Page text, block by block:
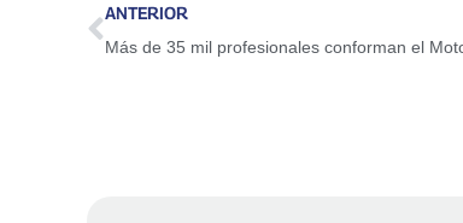
ANTERIOR
Más de 35 mil profesionales conforman el